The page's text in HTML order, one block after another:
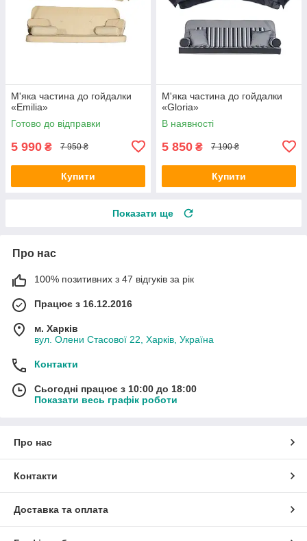
М'яка частина до гойдалки
«Emilia»
Готово до відправки
5 990 ₴ 7 950 ₴
Купити
М'яка частина до гойдалки
«Gloria»
В наявності
5 850 ₴ 7 190 ₴
Купити
Показати ще
Про нас
100% позитивних з 47 відгуків за рік
Працює з 16.12.2016
м. Харків
вул. Олени Стасової 22, Харків, Україна
Контакти
Сьогодні працює з 10:00 до 18:00
Показати весь графік роботи
Про нас
Контакти
Доставка та оплата